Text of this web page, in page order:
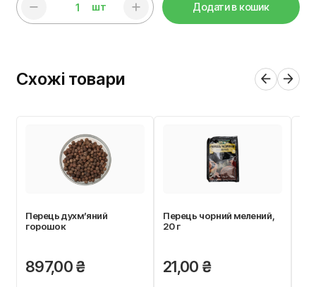
шт Додати в кошик
Схожі товари
Перець духм’яний
горошок
897,00₴
Перець чорний мелений,
20 г
21,00 ₴